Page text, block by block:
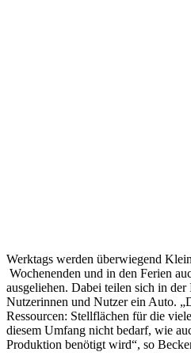
Werktags werden überwiegend
Wochenenden und in den Ferien
ausgeliehen. Dabei teilen sich in
Nutzerinnen und Nutzer ein Auto.
Ressourcen: Stellflächen für die
diesem Umfang nicht bedarf, wie
Produktion benötigt wird“, so